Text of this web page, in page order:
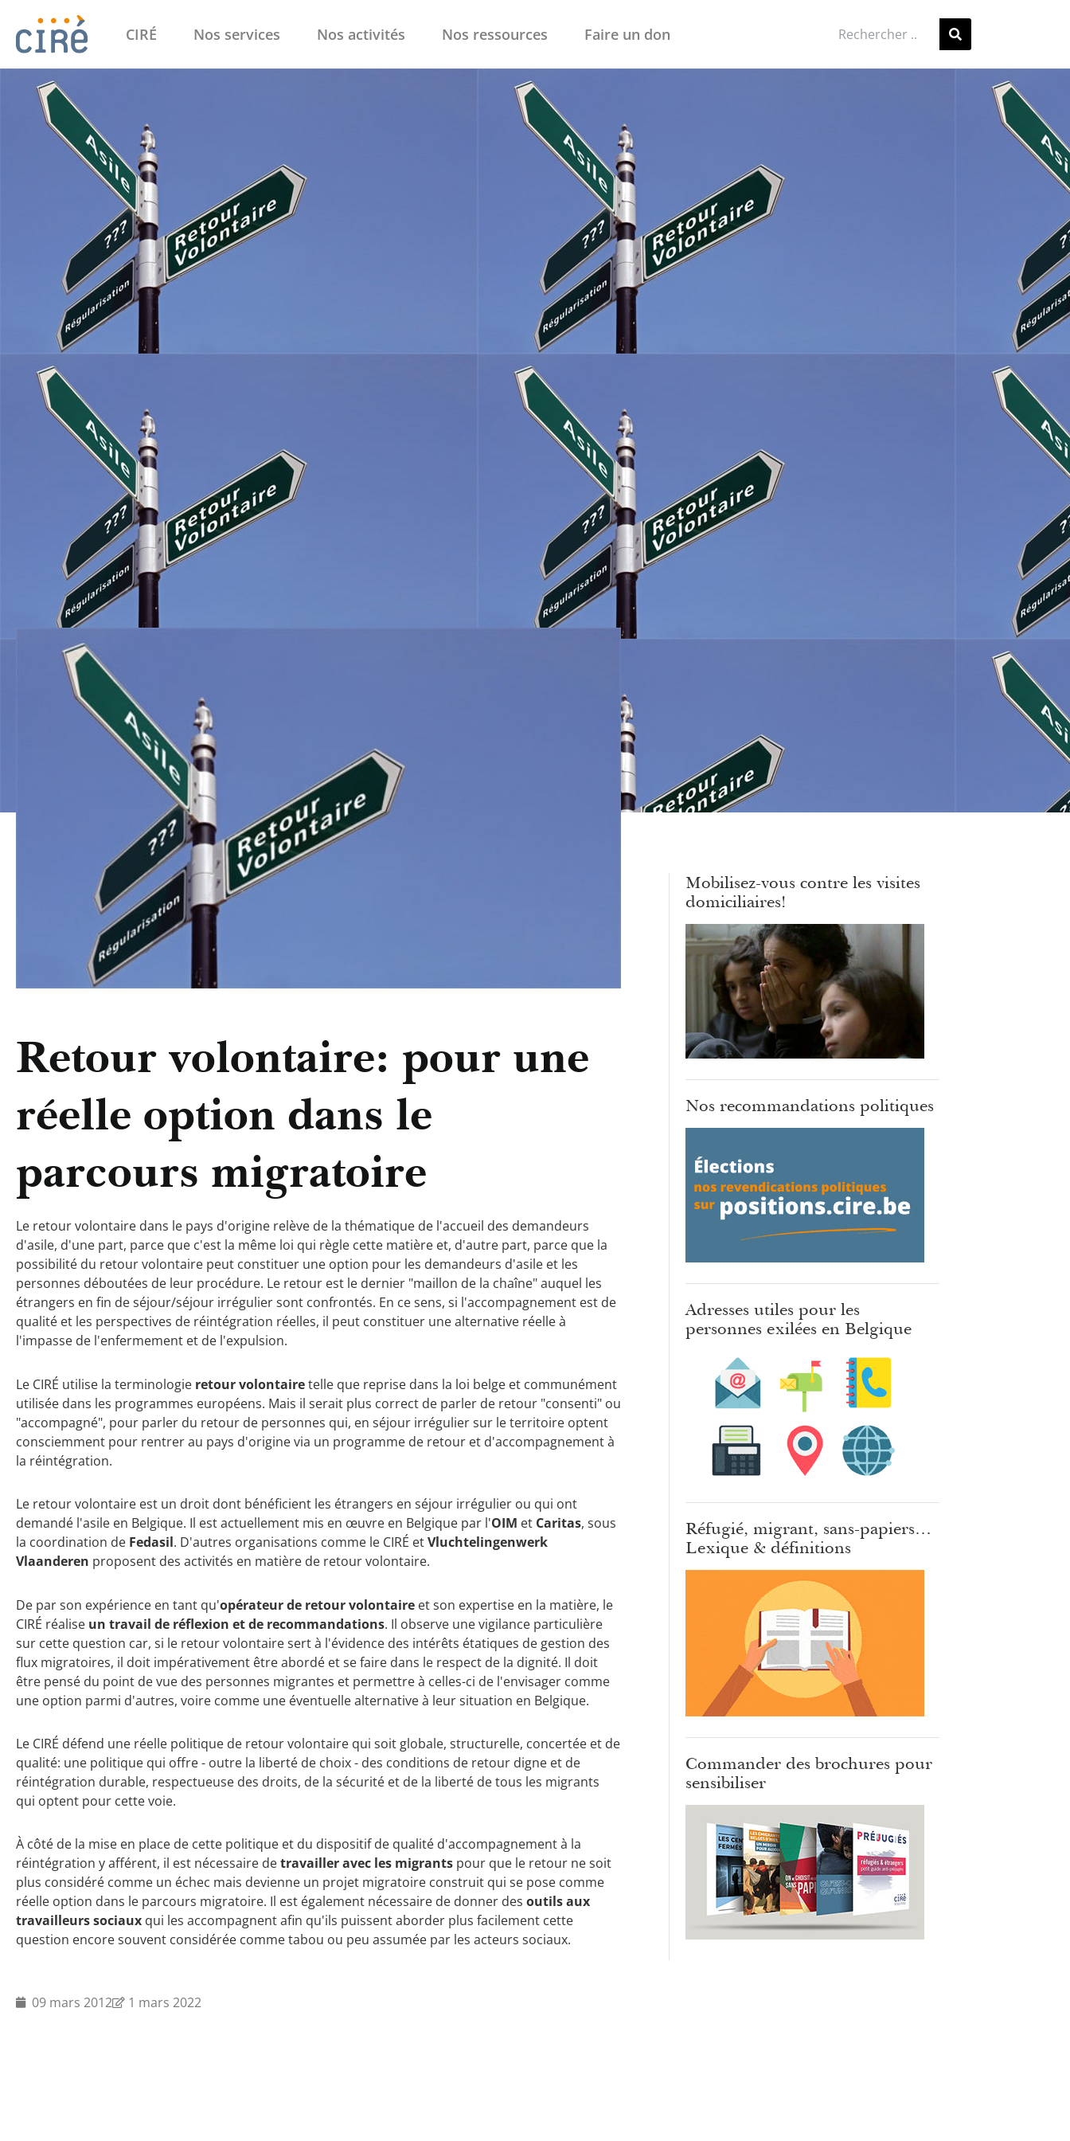
CIRÉ Nos services Nos activités Nos ressources Faire un don
Retour volontaire: pour une
réelle option dans le
parcours migratoire
Le retour volontaire dans le pays d'origine relève de la thématique de l'accueil des demandeurs
d'asile, d'une part, parce que c'est la même loi qui règle cette matière et, d'autre part, parce que la
possibilité du retour volontaire peut constituer une option pour les demandeurs d'asile et les
personnes déboutées de leur procédure. Le retour est le dernier "maillon de la chaîne" auquel les
étrangers en fin de séjour/séjour irrégulier sont confrontés. En ce sens, si l'accompagnement est de
qualité et les perspectives de réintégration réelles, il peut constituer une alternative réelle à
l'impasse de l'enfermement et de l'expulsion.
Le CIRÉ utilise la terminologie retour volontairetelle que reprise dans la loi belge et communément
utilisée dans les programmes européens. Mais il serait plus correct de parler de retour "consenti" ou
"accompagné", pour parler du retour de personnes qui, en séjour irrégulier sur le territoire optent
consciemment pour rentrer au pays d'origine via un programme de retour et d'accompagnement à
la réintégration.
Le retour volontaire est un droit dont bénéficient les étrangers en séjour irrégulier ou qui ont
demandé l'asile en Belgique. Il est actuellement mis en œuvre en Belgique par l'OIM et Caritas, sous
la coordination de Fedasil. D'autres organisations comme le CIRÉ etVluchtelingenwerk
Vlaanderen proposent des activités en matière de retour volontaire.
De par son expérience en tant qu'opérateur de retour volontaire et son expertise en la matière, le
CIRÉ réalise un travail de réflexion et de recommandations. Il observe une vigilance particulière
sur cette question car, si le retour volontaire sert à l'évidence des intérêts étatiques de gestion des
flux migratoires, il doit impérativement être abordé et se faire dans le respect de la dignité. Il doit
être pensé du point de vue des personnes migrantes et permettre à celles-ci de l'envisager comme
une option parmi d'autres, voire comme une éventuelle alternative à leur situation en Belgique.
Le CIRÉ défend une réelle politique de retour volontaire qui soit globale, structurelle, concertée et de
qualité: une politique qui offre - outre la liberté de choix - des conditions de retour digne et de
réintégration durable, respectueuse des droits, de la sécurité et de la liberté de tous les migrants
qui optent pour cette voie.
À côté de la mise en place de cette politique et du dispositif de qualité d'accompagnement à la
réintégration y afférent, il est nécessaire detravailler avec les migrants pour que le retour ne soit
plus considéré comme un échec mais devienne un projet migratoire construit qui se pose comme
réelle option dans le parcours migratoire. Il est également nécessaire de donner des outils aux
travailleurs sociaux qui les accompagnent afin qu'ils puissent aborder plus facilement cette
question encore souvent considérée comme tabou ou peu assumée par les acteurs sociaux.
09 mars 2012 1 mars 2022
Mobilisez-vous contre les visites
domiciliaires!
Nos recommandations politiques
Adresses utiles pour les
personnes exilées en Belgique
Réfugié, migrant, sans-papiers…
Lexique & définitions
Commander des brochures pour
sensibiliser